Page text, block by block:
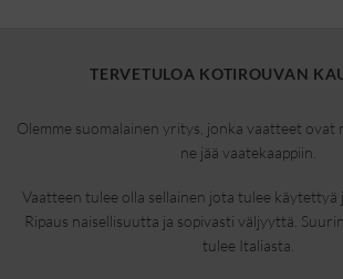
TERVETULOA KOTIROUVAN
Olemme suomalainen yritys, jonka vaatteet ovat
ne jää vaatekaappiin.
Vaatteen tulee olla sellainen jota tulee käytettyä
Ripaus naisellisuutta ja sopivasti väljyyttä.
tulee Italiasta.